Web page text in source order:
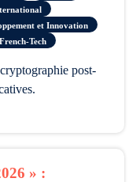
et Innovation
Tech
» :